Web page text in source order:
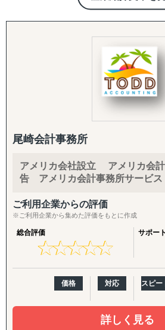
バックオフィス・現地体制：
法人設立支援、設立後の会社運営（
人材の採用、カスタマーサポート体
用、カスタマーサポート
12年間海外販売を自社で行っており
りますので、一気通貫で伴走サポー
弊社ではtoCも行っておりますため
おりますので、【浅く大量の支援】
おります。
人口減少や、高齢化が進む日本。先
に、私たちが紆余曲折しながら培っ
を創るお手伝いが出来ましたら幸いで
弊社は代表を含め、多くの社員は、
日本の大手アパレルの現場に10年い
長、スーパーバイザー、マネジメン
筋作り、仮説検証、仕組み作りなど
経験が大きく役立ちます。
経験12年】という特殊な掛け算で、
COUXU株式会社は、海外企業に向
援と、日本企業の海外進出支援を行
国・約2,500社の海外顧客ネットワー
らから毎月届く100〜200件もの「調
スを展開しています。
■ マッチングプラットフォーム『セ
プラットフォーム運営に加え、海外
めの「教育プログラム」や、貴社の
は現地アーティストと連携したユニ
施策なども行っております。
尾崎会計事務所
アメリカ会社設立 アメリカ会
告 アメリカ会計事務所サービス
ご利用企業からの評価
※ご利用企業から集めた評価をもとに作成
総合評価
★★★★★
★★★★★
サポー
価格 対応 スピー
詳しく見る